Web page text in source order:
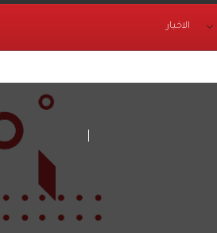
الاخبار